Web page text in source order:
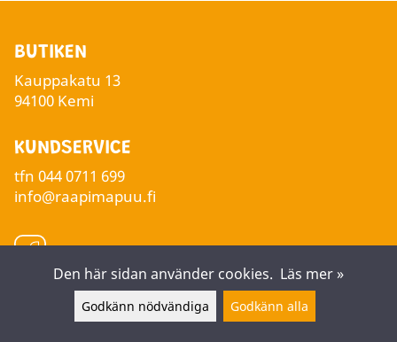
Lämna ett meddelande ▲
BUTIKEN
Kauppakatu 13
94100 Kemi
KUNDSERVICE
tfn 044 0711 699
info@raapimapuu.fi
Den här sidan använder cookies. Läs mer »
Godkänn nödvändiga Godkänn alla